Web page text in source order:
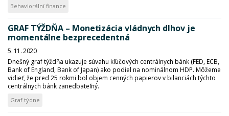
Behaviorální finance
GRAF TÝŽDŇA – Monetizácia vládnych dlhov je
momentálne bezprecedentná
5. 11. 2020
Dnešný graf týždňa ukazuje súvahu kľúčových centrálnych bánk (FED, ECB,
Bank of England, Bank of Japan) ako podiel na nominálnom HDP. Môžeme
vidieť, že pred 25 rokmi bol objem cenných papierov v bilanciách týchto
centrálnych bánk zanedbateľný.
Graf týdne